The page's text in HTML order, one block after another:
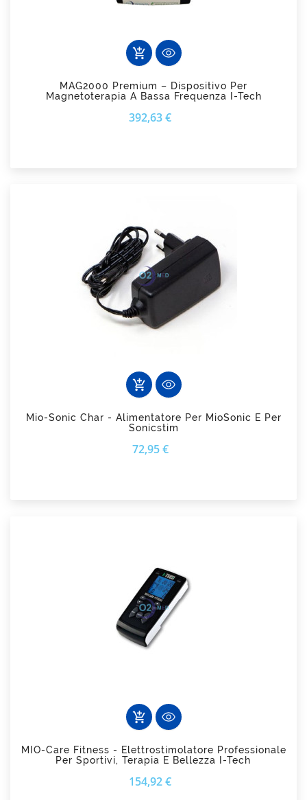
add_shopping_cart
MAG2000 Premium – Dispositivo Per
Magnetoterapia A Bassa Frequenza I-Tech
392,63 €
add_shopping_cart
Mio-Sonic Char - Alimentatore Per MioSonic E Per
Sonicstim
72,95 €
add_shopping_cart
MIO-Care Fitness - Elettrostimolatore Professionale
Per Sportivi, Terapia E Bellezza I-Tech
154,92 €